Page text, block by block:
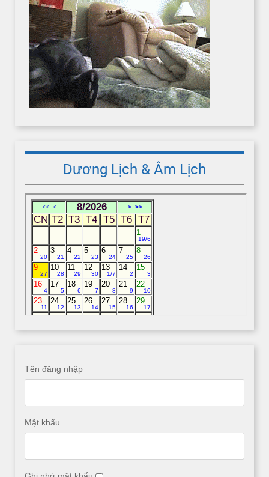
Dương Lịch & Âm Lịch
Tên đăng nhập
Mật khẩu